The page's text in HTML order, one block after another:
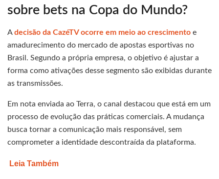
sobre bets na Copa do Mundo?
Adecisão da CazéTV ocorre em meio ao crescimento e
amadurecimento do mercado de apostas esportivas no
Brasil. Segundo a própria empresa, o objetivo é ajustar a
forma como ativações desse segmento são exibidas durante
as transmissões.
Em nota enviada ao Terra, o canal destacou que está em um
processo de evolução das práticas comerciais. A mudança
busca tornar a comunicação mais responsável, sem
comprometer a identidade descontraída da plataforma.
Leia Também